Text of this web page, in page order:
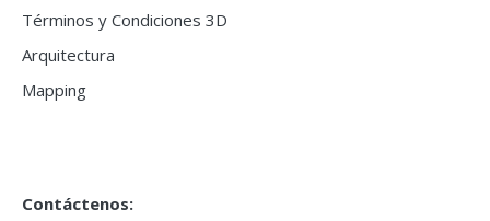
Términos y Condiciones 3D
Arquitectura
Mapping
Contáctenos: